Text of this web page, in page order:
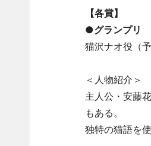
【各賞】
●グランプリ
猫沢ナオ役（
＜人物紹介＞
主人公・安藤
もある。
独特の猫語を